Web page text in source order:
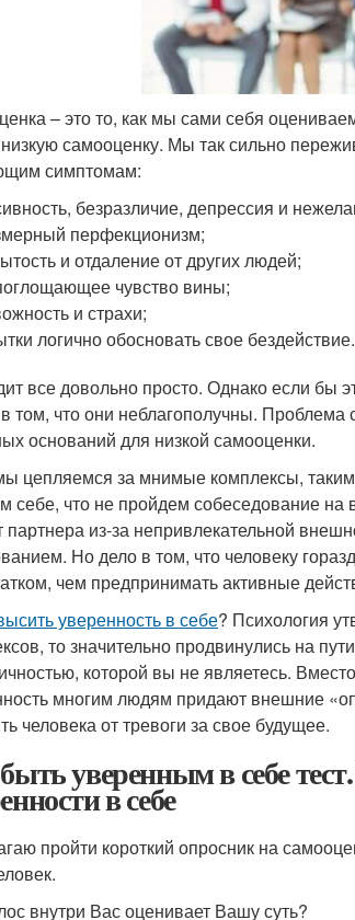
– это то, как мы сами себя
самооценку. Мы так сильно
симптомам:
безразличие, депрессия и
перфекционизм;
и отдаление от других людей;
чувство вины;
и страхи;
логично обосновать свое бездействие.
все довольно просто. Однако если бы
том, что они неблагополучны. Проблема
оснований для низкой самооценки.
цепляемся за мнимые комплексы,
себе, что не пройдем собеседование
партнера из-за непривлекательной
Но дело в том, что человеку
чем предпринимать активные
уверенность в себе? Психология
то значительно продвинулись на
которой вы не являетесь.
многим людям придают внешние
человека от тревоги за свое будущее.
уверенным в себе
в себе
пройти короткий опросник на
внутри Вас оценивает Вашу суть?